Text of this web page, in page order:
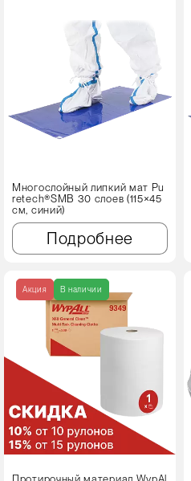
Многослойный липкий мат Pu
retech®SMB 30 слоев (115×45
см, синий)
Подробнее
Акция В наличии